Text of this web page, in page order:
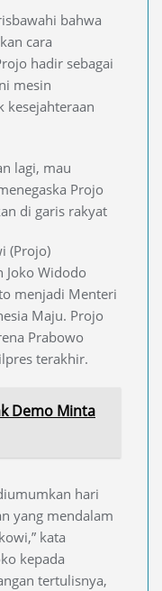
bahwa
cara
hadir sebagai
mesin
kesejahteraan
lagi, mau
Projo
di garis rakyat
(Projo)
Joko Widodo
menjadi Menteri
Maju. Projo
Prabowo
terakhir.
Demo Minta
hari
yang mendalam
kata
kepada
tertulisnya,